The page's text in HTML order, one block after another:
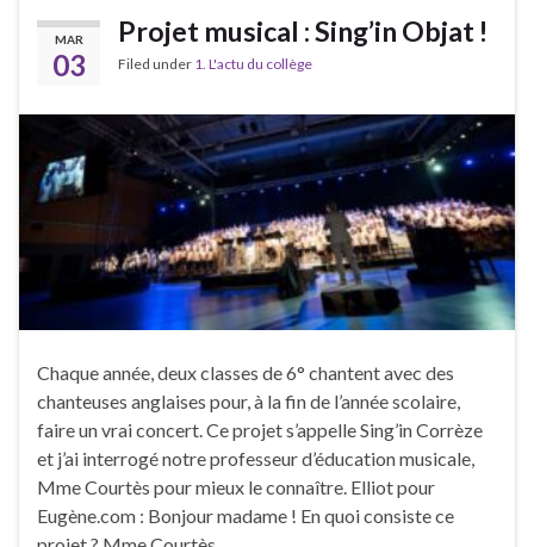
MAR
03
Projet musical : Sing’in Objat !
Filed under 1. L'actu du collège
Chaque année, deux classes de 6° chantent avec des
chanteuses anglaises pour, à la fin de l’année scolaire,
faire un vrai concert. Ce projet s’appelle Sing’in Corrèze
et j’ai interrogé notre professeur d’éducation musicale,
Mme Courtès pour mieux le connaître. Elliot pour
Eugène.com : Bonjour madame ! En quoi consiste ce